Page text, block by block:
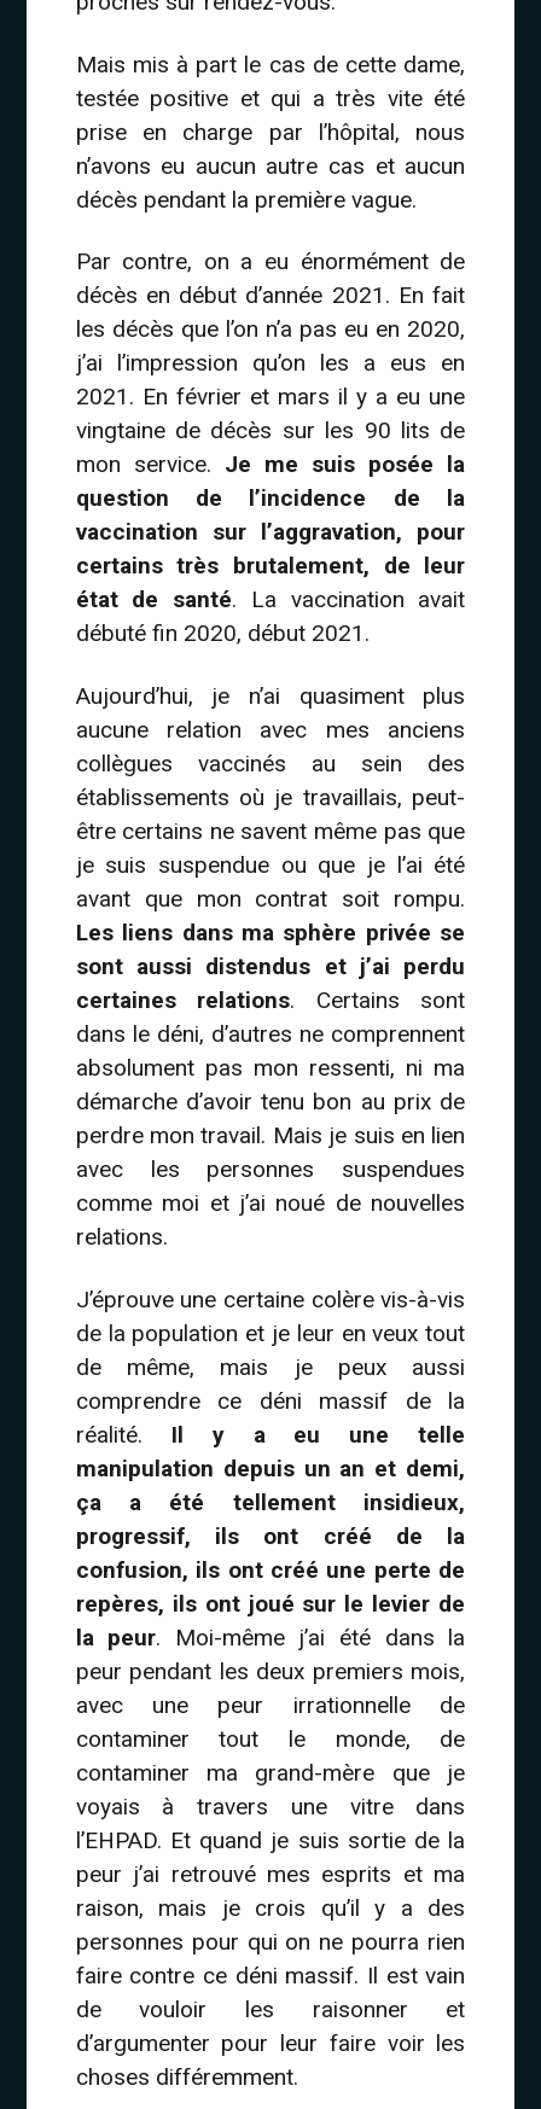
Mais mis à part le cas de cette dame,
testée positive et qui a très vite été
prise en charge par l’hôpital, nous
n’avons eu aucun autre cas et aucun
décès pendant la première vague.
Par contre, on a eu énormément de
décès en début d’année 2021. En fait
les décès que l’on n’a pas eu en 2020,
j’ai l’impression qu’on les a eus en
2021. En février et mars il y a eu une
vingtaine de décès sur les 90 lits de
mon service. Je me suis posée la
question de l’incidence de la
vaccination sur l’aggravation, pour
certains très brutalement, de leur
état de santé. La vaccination avait
débuté fin 2020, début 2021.
Aujourd’hui, je n’ai quasiment plus
aucune relation avec mes anciens
collègues vaccinés au sein des
établissements où je travaillais, peut-
être certains ne savent même pas que
je suis suspendue ou que je l’ai été
avant que mon contrat soit rompu.
Les liens dans ma sphère privée se
sont aussi distendus et j’ai perdu
certaines relations. Certains sont
dans le déni, d’autres ne comprennent
absolument pas mon ressenti, ni ma
démarche d’avoir tenu bon au prix de
perdre mon travail. Mais je suis en lien
avec les personnes suspendues
comme moi et j’ai noué de nouvelles
relations.
J’éprouve une certaine colère vis-à-vis
de la population et je leur en veux tout
de même, mais je peux aussi
comprendre ce déni massif de la
réalité. Il y a eu une telle
manipulation depuis un an et demi,
ça a été tellement insidieux,
progressif, ils ont créé de la
confusion, ils ont créé une perte de
repères, ils ont joué sur le levier de
la peur. Moi-même j’ai été dans la
peur pendant les deux premiers mois,
avec une peur irrationnelle de
contaminer tout le monde, de
contaminer ma grand-mère que je
voyais à travers une vitre dans
l’EHPAD. Et quand je suis sortie de la
peur j’ai retrouvé mes esprits et ma
raison, mais je crois qu’il y a des
personnes pour qui on ne pourra rien
faire contre ce déni massif. Il est vain
de vouloir les raisonner et
d’argumenter pour leur faire voir les
choses différemment.